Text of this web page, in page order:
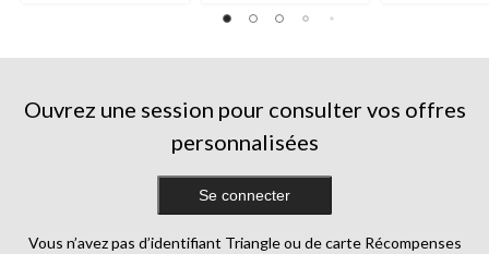
Ouvrez une session pour consulter vos offres
personnalisées
Se connecter
Vous n’avez pas d’identifiant Triangle ou de carte Récompenses